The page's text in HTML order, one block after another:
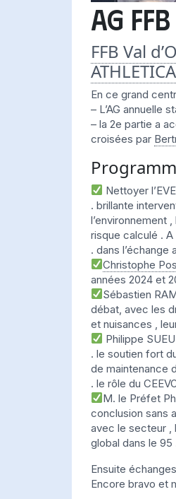
AG
FFB Val
ATHLETICA
En ce grand
– L’AG annuelle
– la 2e partie a
croisées par
Nettoyer
. brillante
l’environnement
risque calculé . A
. dans
Christophe
années 2024 et
Sébastien
débat, avec les
et nuisances ,
Philippe
. le soutien fort
de maintenance
. le rôle du
M. le Préfet
conclusion sans
avec le secteur ,
global dans le
Ensuite
Encore bravo et